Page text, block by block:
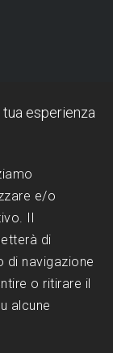
esperienza
e/o
Il
di
navigazione
o ritirare il
alcune